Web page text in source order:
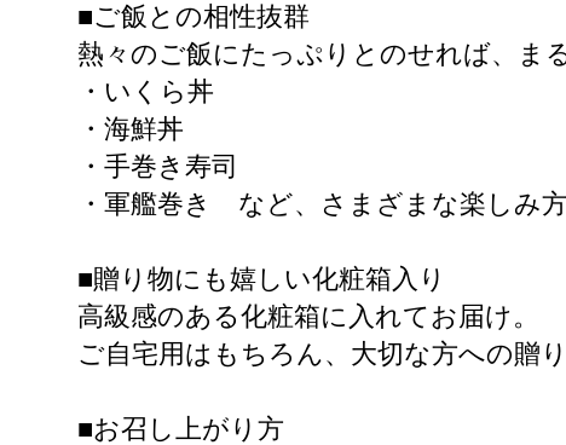
■ご飯との相性抜群
熱々のご飯にたっぷりとのせれば、ま
・いくら丼
・海鮮丼
・手巻き寿司
・軍艦巻き など、さまざまな楽しみ
■贈り物にも嬉しい化粧箱入り
高級感のある化粧箱に入れてお届け。
ご自宅用はもちろん、大切な方への贈
■お召し上がり方